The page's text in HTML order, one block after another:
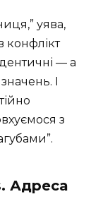
уява,
конфлікт
— а
І
з
Адреса